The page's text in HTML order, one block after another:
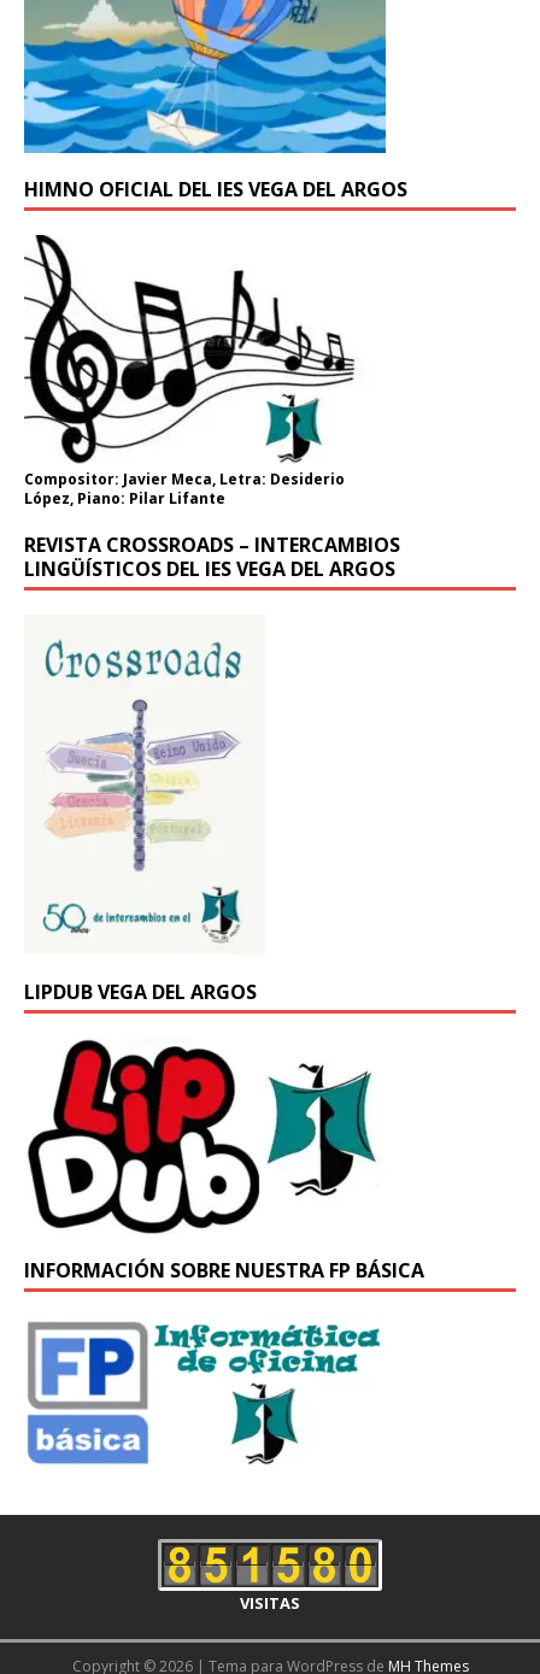
HIMNO OFICIAL DEL IES VEGA DEL ARGOS
Compositor: Javier Meca, Letra: Desiderio
López, Piano: Pilar Lifante
REVISTA CROSSROADS – INTERCAMBIOS
LINGÜÍSTICOS DEL IES VEGA DEL ARGOS
LIPDUB VEGA DEL ARGOS
INFORMACIÓN SOBRE NUESTRA FP BÁSICA
VISITAS
Copyright © 2026 | Tema para WordPress de MH Themes